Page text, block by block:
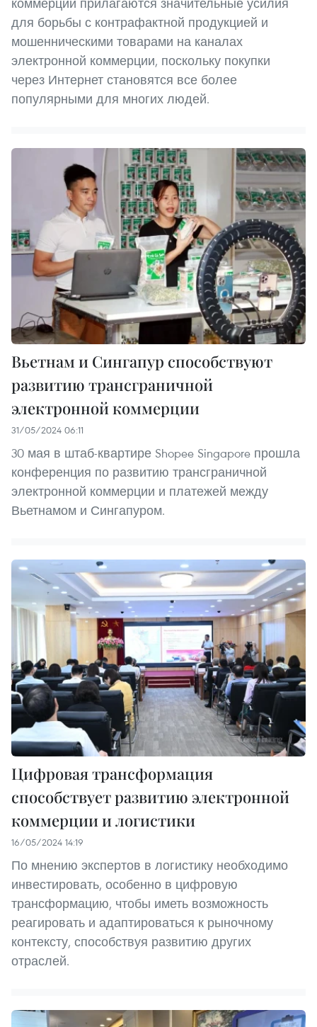
коммерции прилагаются значительные усилия
для борьбы с контрафактной продукцией и
мошенническими товарами на каналах
электронной коммерции, поскольку покупки
через Интернет становятся все более
популярными для многих людей.
Вьетнам и Сингапур способствуют
развитию трансграничной
электронной коммерции
31/05/2024 06:11
30 мая в штаб-квартире Shopee Singapore прошла
конференция по развитию трансграничной
электронной коммерции и платежей между
Вьетнамом и Сингапуром.
Цифровая трансформация
способствует развитию электронной
коммерции и логистики
16/05/2024 14:19
По мнению экспертов в логистику необходимо
инвестировать, особенно в цифровую
трансформацию, чтобы иметь возможность
реагировать и адаптироваться к рыночному
контексту, способствуя развитию других
отраслей.